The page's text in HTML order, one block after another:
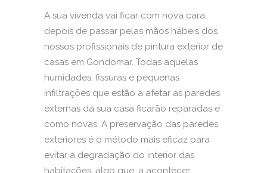
A sua vivenda vai ficar com nova cara
depois de passar pelas mãos hábeis dos
nossos profissionais de pintura exterior de
casas em Gondomar. Todas aquelas
humidades, fissuras e pequenas
infiltrações que estão a afetar as paredes
externas da sua casa ficarão reparadas e
como novas. A preservação das paredes
exteriores é o método mais eficaz para
evitar a degradação do interior das
habitações, algo que, a acontecer,